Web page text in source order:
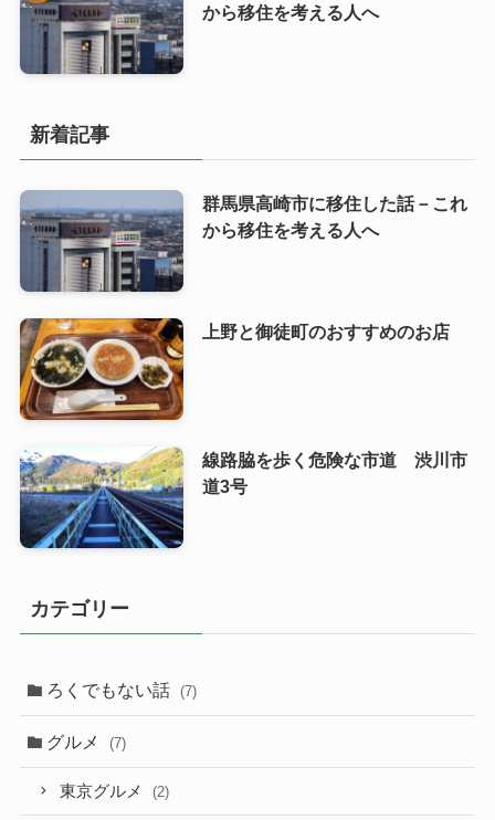
から移住を考える人へ
新着記事
群馬県高崎市に移住した話－これ
から移住を考える人へ
上野と御徒町のおすすめのお店
線路脇を歩く危険な市道 渋川市
道3号
カテゴリー
ろくでもない話 (7)
グルメ (7)
東京グルメ (2)